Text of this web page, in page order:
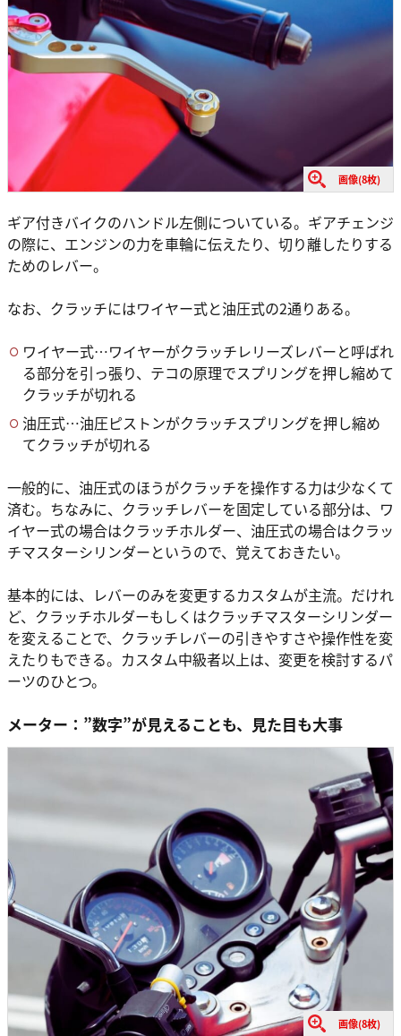
画像(8枚)
ギア付きバイクのハンドル左側についている。ギアチェンジ
の際に、エンジンの力を車輪に伝えたり、切り離したりする
ためのレバー。
なお、クラッチにはワイヤー式と油圧式の2通りある。
ワイヤー式…ワイヤーがクラッチレリーズレバーと呼ばれ
る部分を引っ張り、テコの原理でスプリングを押し縮めて
クラッチが切れる
油圧式…油圧ピストンがクラッチスプリングを押し縮め
てクラッチが切れる
一般的に、油圧式のほうがクラッチを操作する力は少なくて
済む。ちなみに、クラッチレバーを固定している部分は、ワ
イヤー式の場合はクラッチホルダー、油圧式の場合はクラッ
チマスターシリンダーというので、覚えておきたい。
基本的には、レバーのみを変更するカスタムが主流。だけれ
ど、クラッチホルダーもしくはクラッチマスターシリンダー
を変えることで、クラッチレバーの引きやすさや操作性を変
えたりもできる。カスタム中級者以上は、変更を検討するパ
ーツのひとつ。
メーター：”数字”が見えることも、見た目も大事
画像(8枚)